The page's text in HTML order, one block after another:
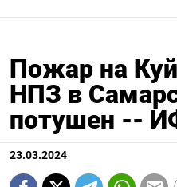
Пожар на
НПЗ в
потушен --
23.03.2024